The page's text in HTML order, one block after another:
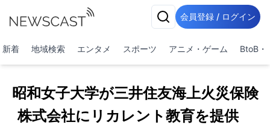
会員登録 / ログイン
新着 地域検索 エンタメ スポーツ アニメ・ゲーム BtoB・
昭和女子大学が三井住友海上火災保険
株式会社にリカレント教育を提供